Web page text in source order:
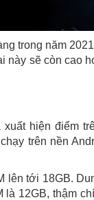
trong năm
này sẽ còn cao
hiện điểm
trên nền
lên tới 18GB.
là 12GB, thậm